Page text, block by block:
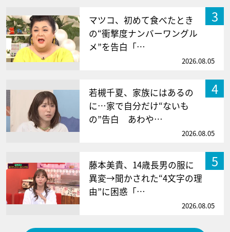
3
マツコ、初めて食べたとき
の“衝撃度ナンバーワングル
メ”を告白「…
2026.08.05
4
若槻千夏、家族にはあるの
に…家で自分だけ“ないも
の”告白 あわや…
2026.08.05
5
藤本美貴、14歳長男の服に
異変→聞かされた“4文字の理
由”に困惑「…
2026.08.05